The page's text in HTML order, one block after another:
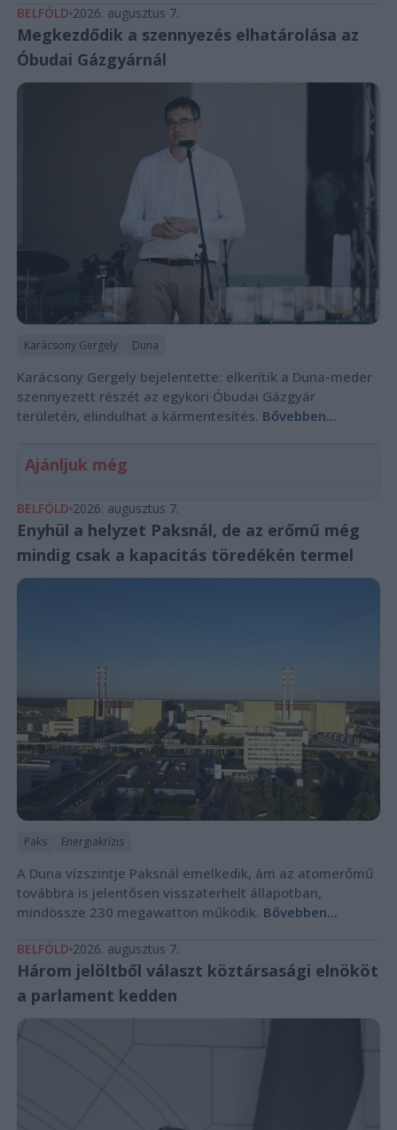
BELFÖLD 2026. augusztus 7.
Megkezdődik a szennyezés elhatárolása az
Óbudai Gázgyárnál
Karácsony Gergely Duna
Karácsony Gergely bejelentette: elkerítik a Duna-meder
szennyezett részét az egykori Óbudai Gázgyár
területén, elindulhat a kármentesítés. Bővebben...
Ajánljuk még
BELFÖLD 2026. augusztus 7.
Enyhül a helyzet Paksnál, de az erőmű még
mindig csak a kapacitás töredékén termel
Paks Energiakrízis
A Duna vízszintje Paksnál emelkedik, ám az atomerőmű
továbbra is jelentősen visszaterhelt állapotban,
mindössze 230 megawatton működik. Bővebben...
BELFÖLD 2026. augusztus 7.
Három jelöltből választ köztársasági elnököt
a parlament kedden